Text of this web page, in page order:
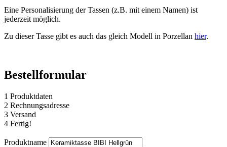
Eine Personalisierung der Tassen (z.B. mit einem Namen) ist
jederzeit möglich.
Zu dieser Tasse gibt es auch das gleich Modell in Porzellan hier.
Bestellformular
1 Produktdaten
2 Rechnungsadresse
3 Versand
4 Fertig!
Produktname